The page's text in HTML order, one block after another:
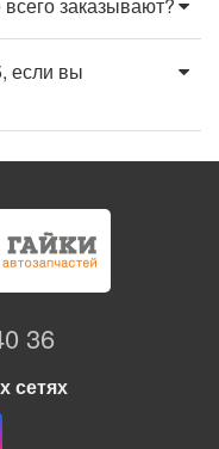
если вы
36
сетях